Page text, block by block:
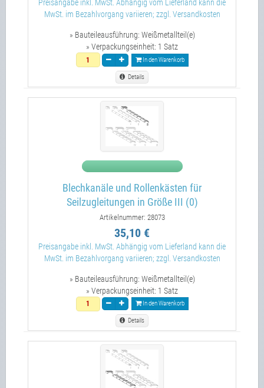
Preisangabe inkl. MwSt. Abhängig vom Lieferland kann die
MwSt. im Bezahlvorgang variieren; zzgl. Versandkosten
» Bauteileausführung: Weißmetallteil(e)
» Verpackungseinheit: 1 Satz
In den Warenkorb
Details
Blechkanäle und Rollenkästen für
Seilzugleitungen in Größe III (0)
Artikelnummer: 28073
35,10 €
Preisangabe inkl. MwSt. Abhängig vom Lieferland kann die
MwSt. im Bezahlvorgang variieren; zzgl. Versandkosten
» Bauteileausführung: Weißmetallteil(e)
» Verpackungseinheit: 1 Satz
In den Warenkorb
Details